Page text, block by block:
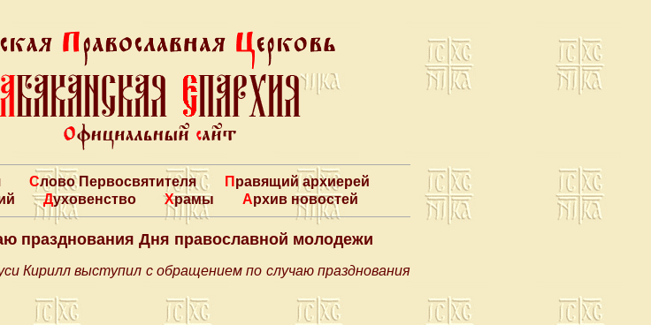
Слово Первосвятителя
Правящий архиерей
Духовенство Храмы Архив новостей
празднования Дня православной молодежи
Кирилл выступил с обращением по случаю празднования